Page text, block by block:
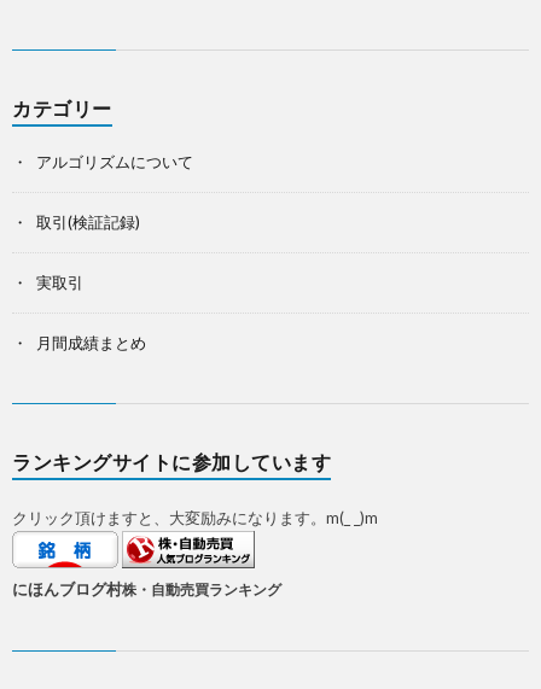
カテゴリー
アルゴリズムについて
取引(検証記録)
実取引
月間成績まとめ
ランキングサイトに参加しています
クリック頂けますと、大変励みになります。m(_ _)m
にほんブログ村株・自動売買ランキング